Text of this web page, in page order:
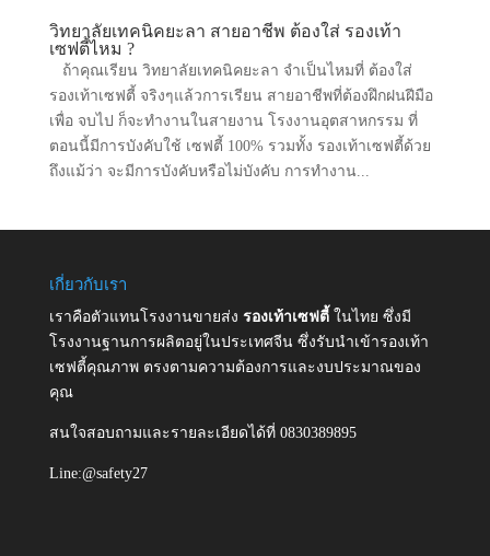
วิทยาลัยเทคนิคยะลา สายอาชีพ ต้องใส่ รองเท้า
เซฟตี้ไหม ?
ถ้าคุณเรียน วิทยาลัยเทคนิคยะลา จำเป็นไหมที่ ต้องใส่
รองเท้าเซฟตี้ จริงๆแล้วการเรียน สายอาชีพที่ต้องฝึกฝนฝีมือ
เพื่อ จบไป ก็จะทำงานในสายงาน โรงงานอุตสาหกรรม ที่
ตอนนี้มีการบังคับใช้ เซฟตี้ 100% รวมทั้ง รองเท้าเซฟตี้ด้วย
ถึงแม้ว่า จะมีการบังคับหรือไม่บังคับ การทำงาน...
เกี่ยวกับเรา
เราคือตัวแทนโรงงานขายส่ง รองเท้าเซฟตี้ ในไทย ซึ่งมี
โรงงานฐานการผลิตอยู่ในประเทศจีน ซึ่งรับนำเข้ารองเท้า
เซฟตี้คุณภาพ ตรงตามความต้องการและงบประมาณของ
คุณ
สนใจสอบถามและรายละเอียดได้ที่ 0830389895
Line:@safety27